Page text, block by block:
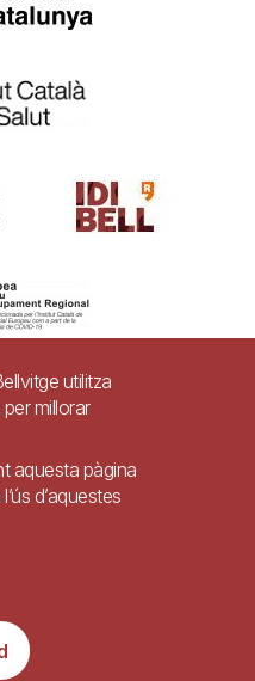
legal Ajuda
Reial Decret 1112/2018, de 7 de
i aplicacions per a dispositius
públic.
utilitza
millorar
aquesta pàgina
d’aquestes